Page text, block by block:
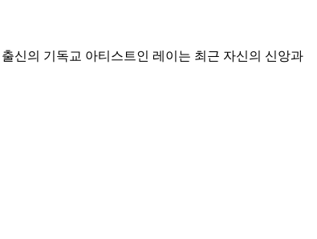
신의 기독교 아티스트인 레이는 최근 자신의 신앙과